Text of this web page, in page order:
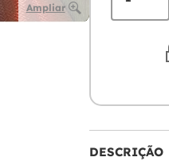
Ampliar
DESCRIÇÃO